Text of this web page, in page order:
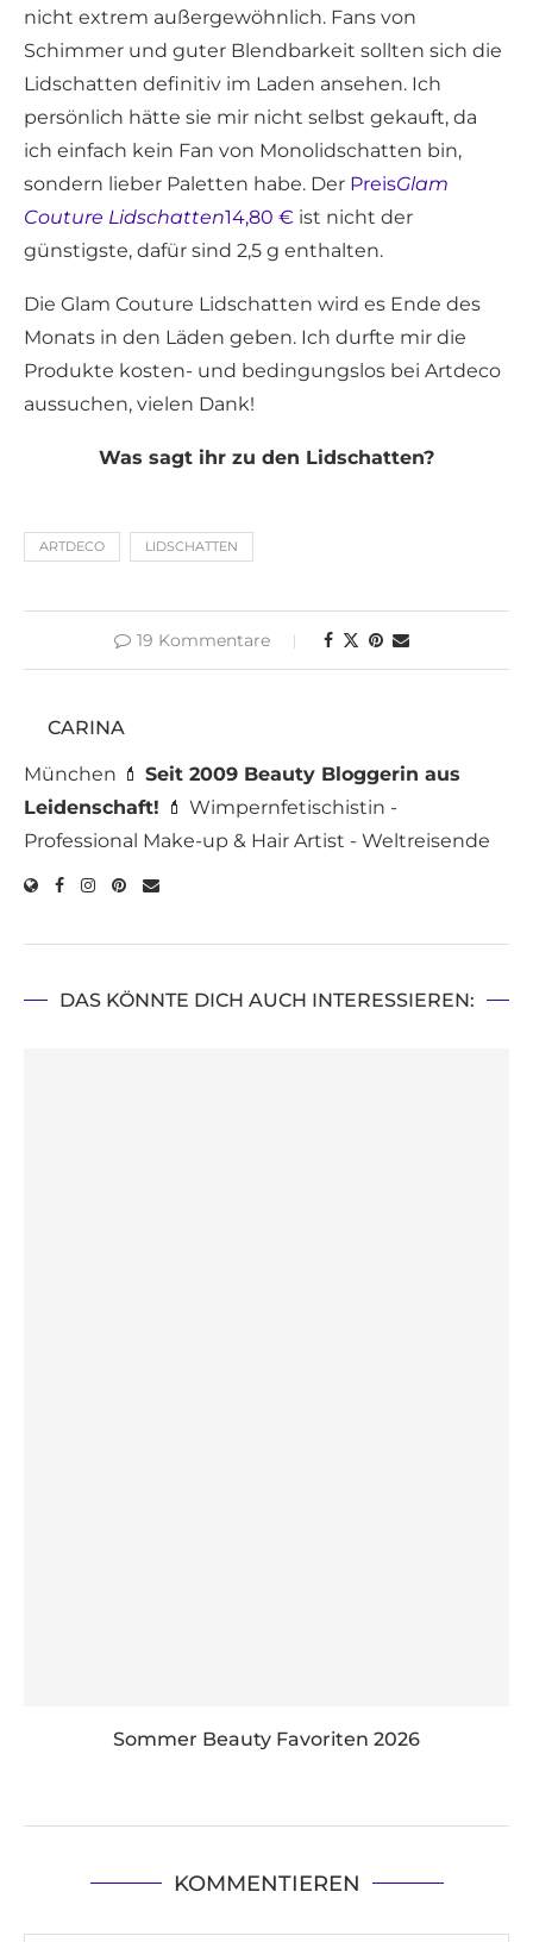
nicht extrem außergewöhnlich. Fans von
Schimmer und guter Blendbarkeit sollten sich die
Lidschatten definitiv im Laden ansehen. Ich
persönlich hätte sie mir nicht selbst gekauft, da
ich einfach kein Fan von Monolidschatten bin,
sondern lieber Paletten habe. Der PreisGlam
Couture Lidschatten14,80 € ist nicht der
günstigste, dafür sind 2,5 g enthalten.
Die Glam Couture Lidschatten wird es Ende des
Monats in den Läden geben. Ich durfte mir die
Produkte kosten- und bedingungslos bei Artdeco
aussuchen, vielen Dank!
Was sagt ihr zu den Lidschatten?
ARTDECO LIDSCHATTEN
19 Kommentare
CARINA
München 💄 Seit 2009 Beauty Bloggerin aus
Leidenschaft! 💄 Wimpernfetischistin -
Professional Make-up & Hair Artist - Weltreisende
DAS KÖNNTE DICH AUCH INTERESSIEREN:
Sommer Beauty Favoriten 2026
KOMMENTIEREN